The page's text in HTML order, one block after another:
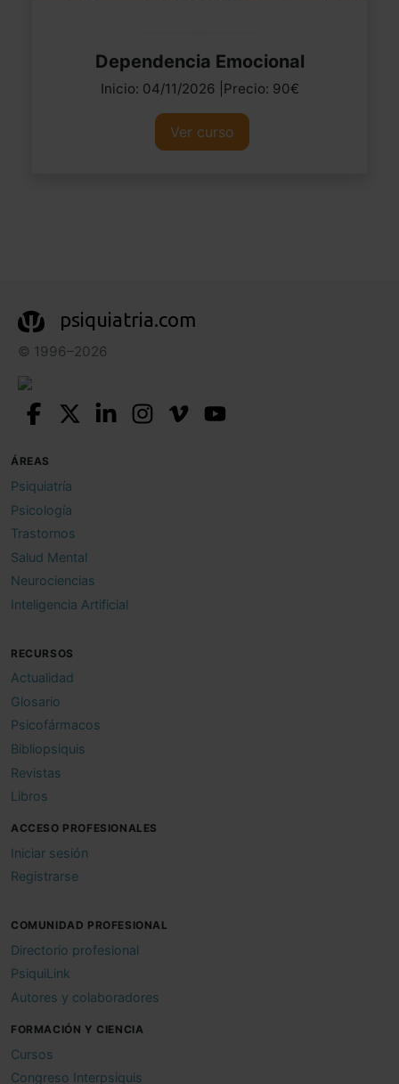
Dependencia Emocional
Inicio: 04/11/2026 |Precio: 90€
Ver curso
psiquiatria.com
© 1996–2026
ÁREAS
Psiquiatría
Psicología
Trastornos
Salud Mental
Neurociencias
Inteligencia Artificial
RECURSOS
Actualidad
Glosario
Psicofármacos
Bibliopsiquis
Revistas
Libros
ACCESO PROFESIONALES
Iniciar sesión
Registrarse
COMUNIDAD PROFESIONAL
Directorio profesional
PsiquiLink
Autores y colaboradores
FORMACIÓN Y CIENCIA
Cursos
Congreso Interpsiquis